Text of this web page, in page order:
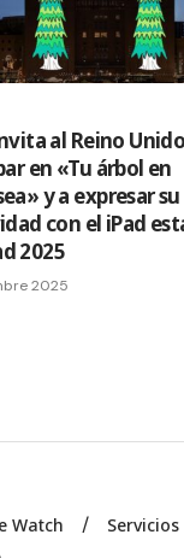
al Reino
en «Tu árbol en
y a expresar su
con el iPad
2025
2025
Watch